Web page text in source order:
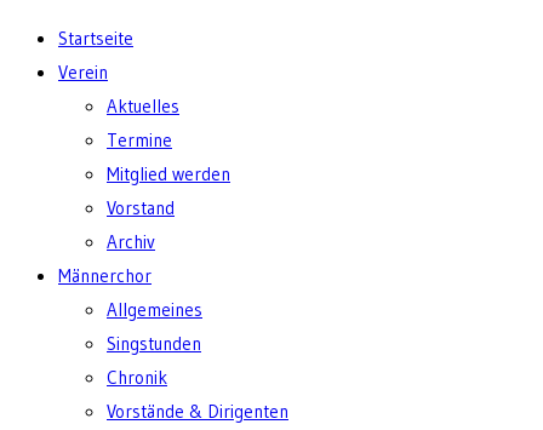
Startseite
Verein
Aktuelles
Termine
Mitglied werden
Vorstand
Archiv
Männerchor
Allgemeines
Singstunden
Chronik
Vorstände & Dirigenten